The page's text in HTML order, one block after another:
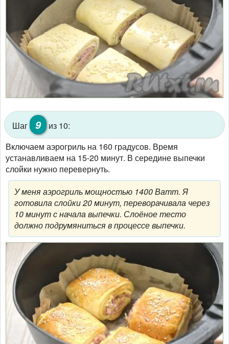
Шаг 9
из 10:
Включаем аэрогриль на 160 градусов. Время
устанавливаем на 15-20 минут. В середине выпечки
слойки нужно перевернуть.
У меня аэрогриль мощностью 1400 Ватт. Я
готовила слойки 20 минут, переворачивала через
10 минут с начала выпечки. Слоёное тесто
должно подрумяниться в процессе выпечки.